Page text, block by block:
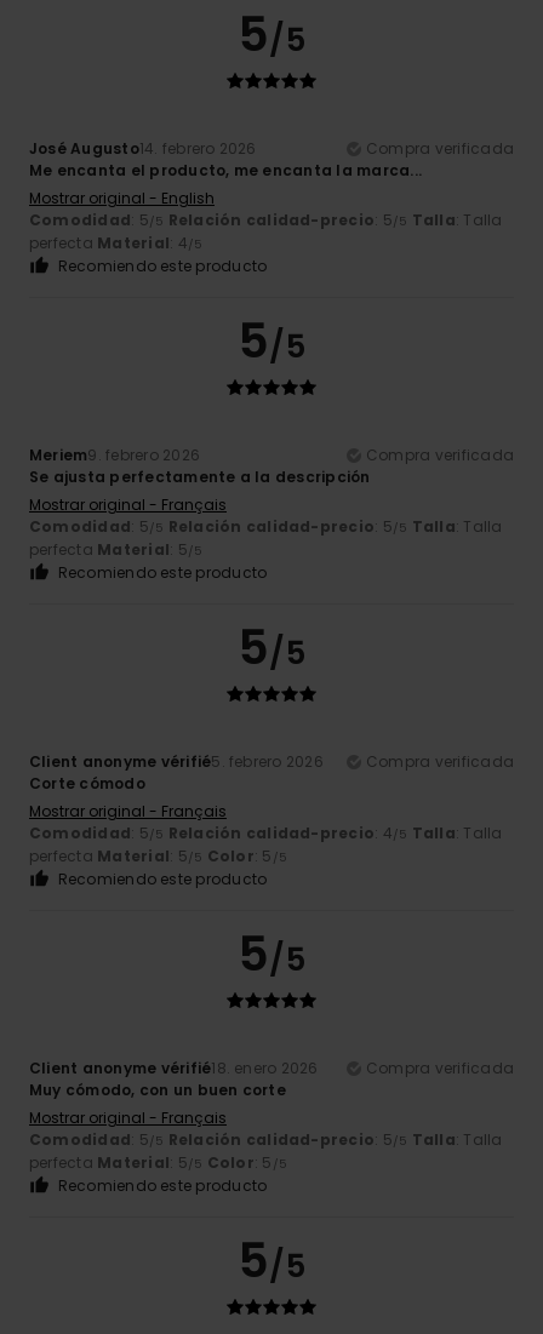
5/5
José Augusto14. febrero 2026
Compra verificada
Me encanta el producto, me encanta la marca...
Mostrar original - English
Comodidad: 5/5 Relación calidad-precio: 5/5 Talla: Talla
perfecta Material: 4/5
Recomiendo este producto
5/5
Meriem9. febrero 2026
Compra verificada
Se ajusta perfectamente a la descripción
Mostrar original - Français
Comodidad: 5/5 Relación calidad-precio: 5/5 Talla: Talla
perfecta Material: 5/5
Recomiendo este producto
5/5
Client anonyme vérifié5. febrero 2026
Compra verificada
Corte cómodo
Mostrar original - Français
Comodidad: 5/5 Relación calidad-precio: 4/5 Talla: Talla
perfecta Material: 5/5 Color: 5 /5
Recomiendo este producto
5/5
Client anonyme vérifié18. enero 2026
Compra verificada
Muy cómodo, con un buen corte
Mostrar original - Français
Comodidad: 5/5 Relación calidad-precio: 5/5 Talla: Talla
perfecta Material: 5/5 Color: 5 /5
Recomiendo este producto
5/5